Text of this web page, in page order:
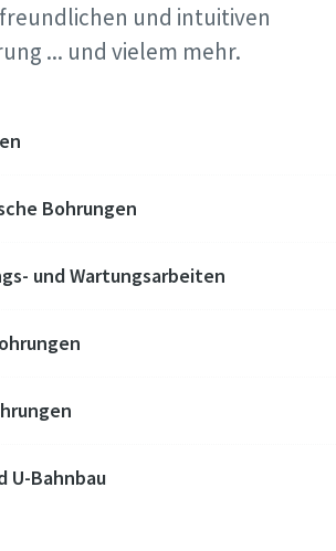
und intuitiven
... und vielem mehr.
Bohrungen
und Wartungsarbeiten
U-Bahnbau